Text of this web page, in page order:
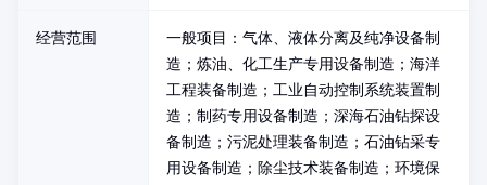
经营范围
一般项目：气体、液体分离及纯净设备制
造；炼油、化工生产专用设备制造；海洋
工程装备制造；工业自动控制系统装置制
造；制药专用设备制造；深海石油钻探设
备制造；污泥处理装备制造；石油钻采专
用设备制造；除尘技术装备制造；环境保